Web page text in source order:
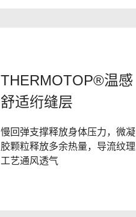
THERMOTOP®温感
舒适绗缝层
慢回弹支撑释放身体压力，微凝
胶颗粒释放多余热量，导流纹理
工艺通风透气